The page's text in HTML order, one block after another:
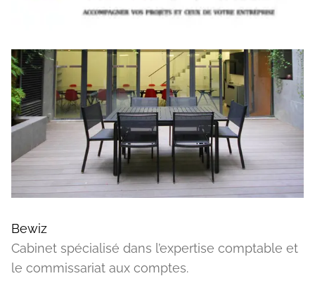
Bewiz
Cabinet spécialisé dans l’expertise comptable et
le commissariat aux comptes.